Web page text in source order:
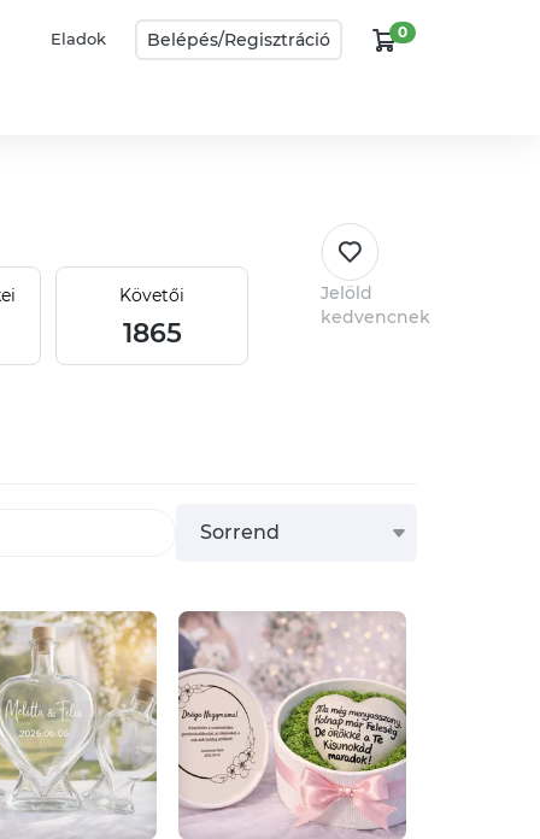
Eladok Belépés/Regisztráció 0
Követői
1865
Jelöld
kedvencnek
Sorrend